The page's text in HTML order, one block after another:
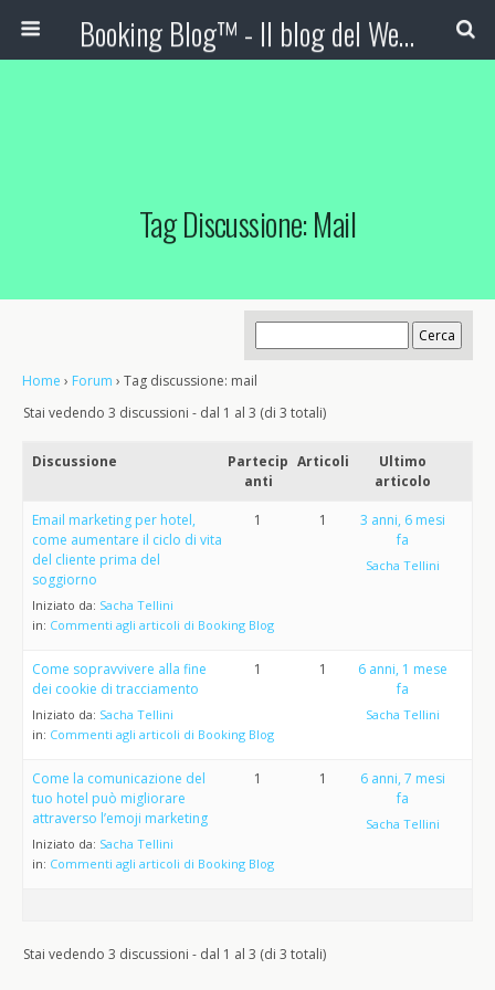
Booking Blog™ - Il blog del Web Marketing Turistico
Tag Discussione: Mail
Home › Forum › Tag discussione: mail
Stai vedendo 3 discussioni - dal 1 al 3 (di 3 totali)
Discussione
Partecip
anti
Articoli
Ultimo
articolo
Email marketing per hotel,
come aumentare il ciclo di vita
del cliente prima del
soggiorno
Iniziato da: Sacha Tellini
in: Commenti agli articoli di Booking Blog
1 1
3 anni, 6 mesi
fa
Sacha Tellini
Come sopravvivere alla fine
dei cookie di tracciamento
Iniziato da: Sacha Tellini
in: Commenti agli articoli di Booking Blog
1 1
6 anni, 1 mese
fa
Sacha Tellini
Come la comunicazione del
tuo hotel può migliorare
attraverso l’emoji marketing
Iniziato da: Sacha Tellini
in: Commenti agli articoli di Booking Blog
1 1
6 anni, 7 mesi
fa
Sacha Tellini
Stai vedendo 3 discussioni - dal 1 al 3 (di 3 totali)